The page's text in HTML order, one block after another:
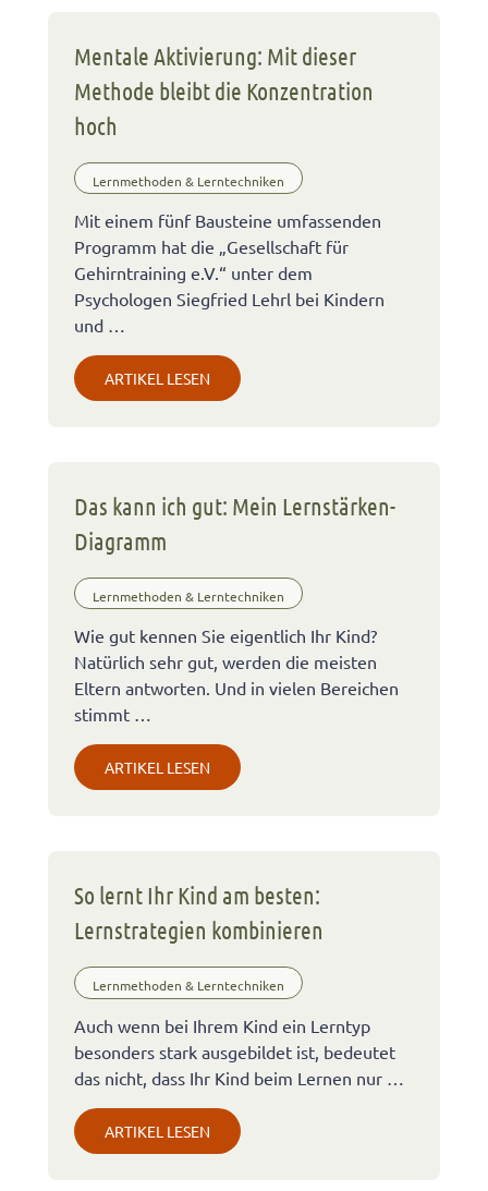
Mentale Aktivierung: Mit dieser
Methode bleibt die Konzentration
hoch
Lernmethoden & Lerntechniken
Mit einem fünf Bausteine umfassenden
Programm hat die „Gesellschaft für
Gehirntraining e.V.“ unter dem
Psychologen Siegfried Lehrl bei Kindern
und …
ARTIKEL LESEN
Das kann ich gut: Mein Lernstärken-
Diagramm
Lernmethoden & Lerntechniken
Wie gut kennen Sie eigentlich Ihr Kind?
Natürlich sehr gut, werden die meisten
Eltern antworten. Und in vielen Bereichen
stimmt …
ARTIKEL LESEN
So lernt Ihr Kind am besten:
Lernstrategien kombinieren
Lernmethoden & Lerntechniken
Auch wenn bei Ihrem Kind ein Lerntyp
besonders stark ausgebildet ist, bedeutet
das nicht, dass Ihr Kind beim Lernen nur …
ARTIKEL LESEN